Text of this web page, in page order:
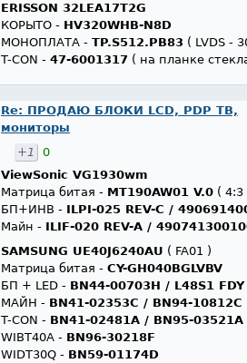
ERISSON 32LEA17T2G
КОРЫТО - HV320WHB-N8D
МОНОПЛАТА - TP.S512.PB83 ( LVDS -
T-CON - 47-6001317 ( на планке
Re: ПРОДАЮ БЛОКИ LCD, PDP ТВ,
мониторы
+1
0
ViewSonic VG1930wm
Матрица битая - MT190AW01 V.0 ( 4:3
БП+ИНВ - ILPI-025 REV-C /
Майн - ILIF-020 REV-A /
SAMSUNG UE40J6240AU ( FA01 )
Матрица битая - CY-GH040BGLVBV
БП + LED - BN44-00703H / L48S1 FDY
МАЙН - BN41-02353C / BN94-10812C
T-CON - BN41-02481A / BN95-
WIBT40A - BN96-30218F
WIDT30Q - BN59-01174D